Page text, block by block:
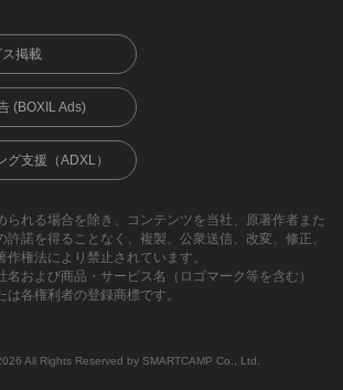
掲載
(BOXIL Ads)
支援（ADXL）
られる場合を除き、コンテンツを当社、原著作者また
許諾を得ることなく、複製、公衆送信、改変、修正、
権法により禁止されています。
名および商品・サービス名（ロゴマーク等を含む）
は各権利者の登録商標です。
All Rights Reserved by SMARTCAMP Co., Ltd.